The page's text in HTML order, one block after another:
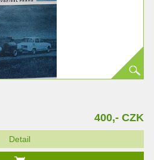
400,- CZK
Detail